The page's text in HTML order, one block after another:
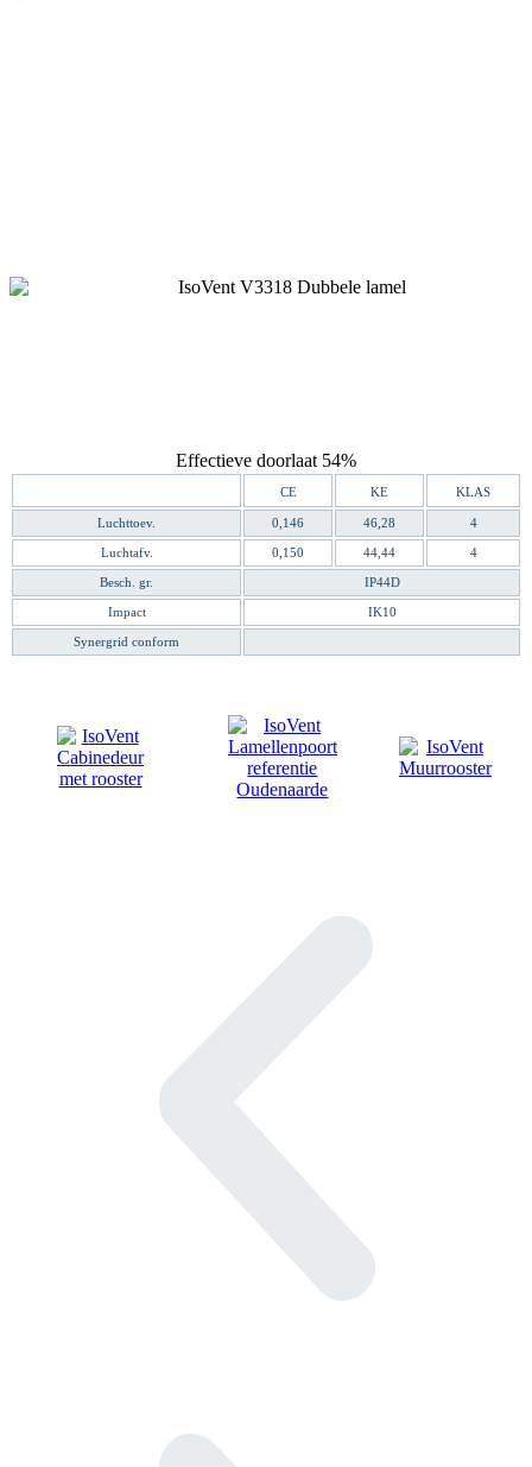
Effectieve doorlaat 54%
CE KE KLAS
Luchttoev. 0,146 46,28 4
Luchtafv. 0,150 44,44 4
Besch. gr. IP44D
Impact IK10
Synergrid conform